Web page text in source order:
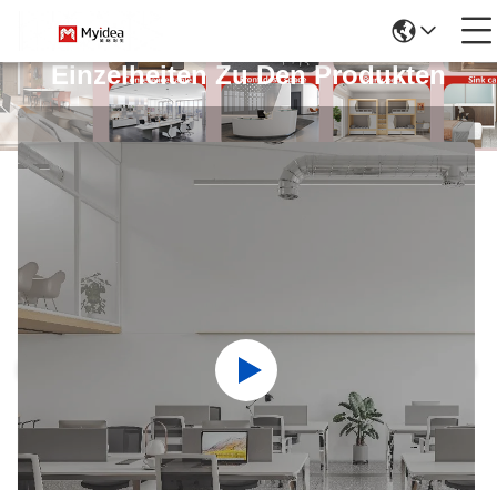
Einzelheiten Zu Den Produkten